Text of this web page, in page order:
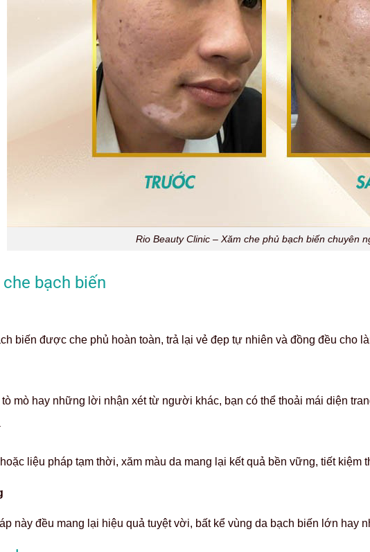
Rio Beauty Clinic – Xăm che phủ bạch biến chuyên
bạch biến
biến được che phủ hoàn toàn, trả lại vẻ đẹp tự nhiên và đồng đều cho
mò hay những lời nhận xét từ người khác, bạn có thể thoải mái diện
liệu pháp tạm thời, xăm màu da mang lại kết quả bền vững, tiết kiệm
này đều mang lại hiệu quả tuyệt vời, bất kể vùng da bạch biến lớn hay